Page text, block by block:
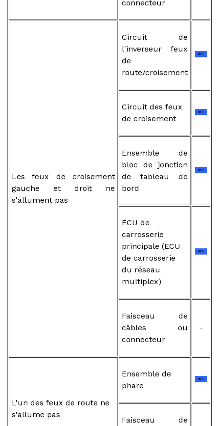
connecteur
Les feux de croisement
gauche et droit ne
s'allument pas
Circuit de
l'inverseur feux
de
route/croisement
Circuit des feux
de croisement
Ensemble de
bloc de jonction
de tableau de
bord
ECU de
carrosserie
principale (ECU
de carrosserie
du réseau
multiplex)
Faisceau de
câbles ou
connecteur
-
L'un des feux de route ne
s'allume pas
Ensemble de
phare
Faisceau de